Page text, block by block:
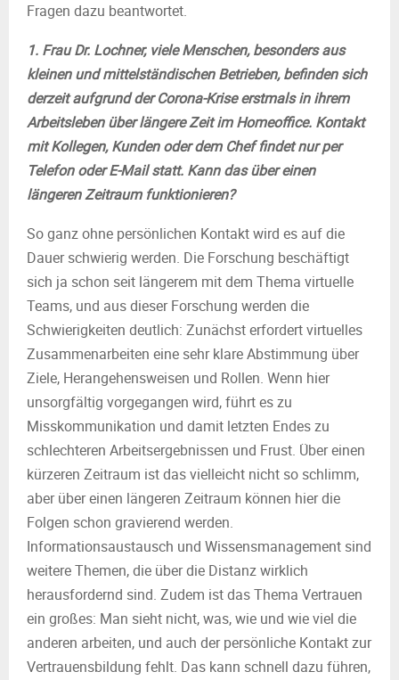
Fragen dazu beantwortet.
1. Frau Dr. Lochner, viele Menschen, besonders aus
kleinen und mittelständischen Betrieben, befinden sich
derzeit aufgrund der Corona-Krise erstmals in ihrem
Arbeitsleben über längere Zeit im Homeoffice. Kontakt
mit Kollegen, Kunden oder dem Chef findet nur per
Telefon oder E-Mail statt. Kann das über einen
längeren Zeitraum funktionieren?
So ganz ohne persönlichen Kontakt wird es auf die
Dauer schwierig werden. Die Forschung beschäftigt
sich ja schon seit längerem mit dem Thema virtuelle
Teams, und aus dieser Forschung werden die
Schwierigkeiten deutlich: Zunächst erfordert virtuelles
Zusammenarbeiten eine sehr klare Abstimmung über
Ziele, Herangehensweisen und Rollen. Wenn hier
unsorgfältig vorgegangen wird, führt es zu
Misskommunikation und damit letzten Endes zu
schlechteren Arbeitsergebnissen und Frust. Über einen
kürzeren Zeitraum ist das vielleicht nicht so schlimm,
aber über einen längeren Zeitraum können hier die
Folgen schon gravierend werden.
Informationsaustausch und Wissensmanagement sind
weitere Themen, die über die Distanz wirklich
herausfordernd sind. Zudem ist das Thema Vertrauen
ein großes: Man sieht nicht, was, wie und wie viel die
anderen arbeiten, und auch der persönliche Kontakt zur
Vertrauensbildung fehlt. Das kann schnell dazu führen,